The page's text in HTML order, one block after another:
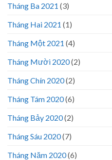
Tháng Ba 2021 (3)
Tháng Hai 2021 (1)
Tháng Một 2021 (4)
Tháng Mười 2020(2)
Tháng Chín 2020(2)
Tháng Tám 2020(6)
Tháng Bảy 2020(2)
Tháng Sáu 2020(7)
Tháng Năm 2020(6)